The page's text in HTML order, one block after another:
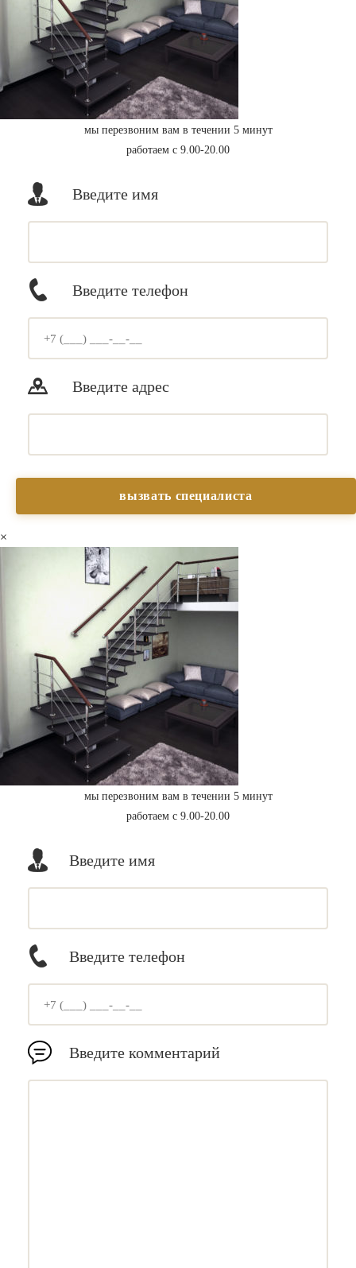
мы перезвоним вам в течении 5 минут
работаем с 9.00-20.00
Введите имя
Введите телефон
Введите адрес
×
мы перезвоним вам в течении 5 минут
работаем с 9.00-20.00
Введите имя
Введите телефон
Введите комментарий